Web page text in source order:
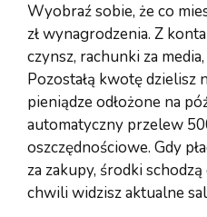
Wyobraź sobie, że co
zł wynagrodzenia. Z
czynsz, rachunki za
Pozostałą kwotę dzielisz
pieniądze odłożone na
automatyczny przelew
oszczędnościowe. Gdy
za zakupy, środki
chwili widzisz aktualne